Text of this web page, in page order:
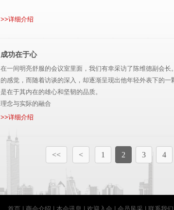
>>详细介绍
成功在于心
在一间明亮舒服的会议室里面，我们有幸采访了陈维德副会
的感觉，而随着访谈的深入，却逐渐呈现出他年轻外表下的
是在于其内在的雄心和坚韧的品质。
理念与实际的融合
>>详细介绍
<< < 1 2 3 4